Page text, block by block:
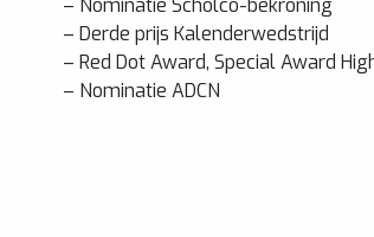
– Nominatie Scholco-bekroning
– Derde prijs Kalenderwedstrijd
– Red Dot Award, Special Award
– Nominatie ADCN